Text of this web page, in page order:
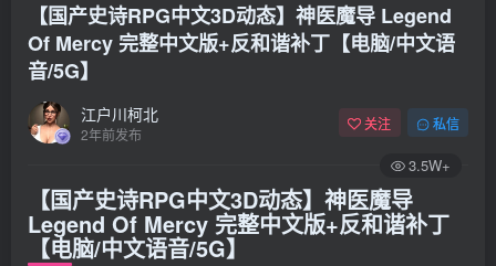
【国产史诗RPG中文3D动态】神医魔导 Legend
Of Mercy 完整中文版+反和谐补丁【电脑/中文语
音/5G】
江户川柯北
2年前发布
关注 私信
3.5W+
【国产史诗RPG中文3D动态】神医魔导
Legend Of Mercy 完整中文版+反和谐补丁
【电脑/中文语音/5G】